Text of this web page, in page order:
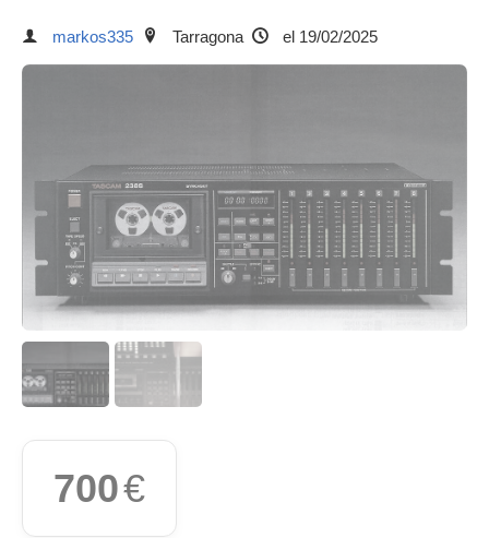
markos335 Tarragona el 19/02/2025
700€